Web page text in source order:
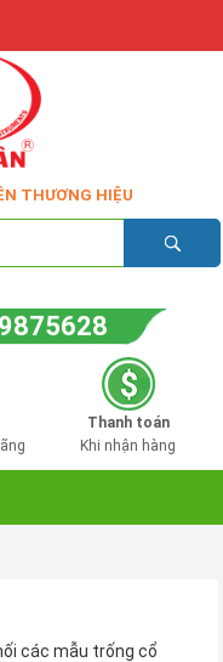
THƯƠNG HIỆU
Thanh toán
Khi nhận hàng
các mẫu trống cổ